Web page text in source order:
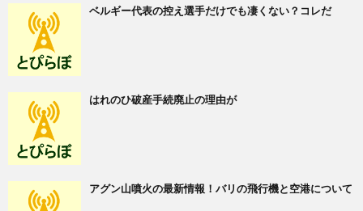
ベルギー代表の控え選手だけでも凄くない？コレだ
はれのひ破産手続廃止の理由が
アグン山噴火の最新情報！バリの飛行機と空港について